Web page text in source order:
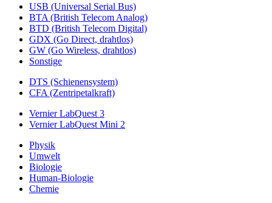
USB (Universal Serial Bus)
BTA (British Telecom Analog)
BTD (British Telecom Digital)
GDX (Go Direct, drahtlos)
GW (Go Wireless, drahtlos)
Sonstige
DTS (Schienensystem)
CFA (Zentripetalkraft)
Vernier LabQuest 3
Vernier LabQuest Mini 2
Physik
Umwelt
Biologie
Human-Biologie
Chemie